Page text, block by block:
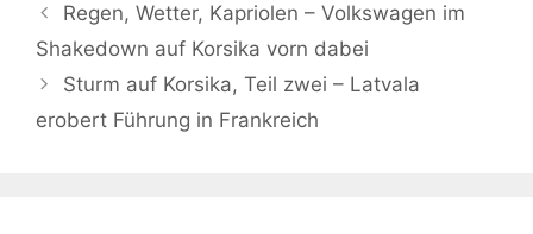
Regen, Wetter, Kapriolen – Volkswagen im
Shakedown auf Korsika vorn dabei
Sturm auf Korsika, Teil zwei – Latvala
erobert Führung in Frankreich